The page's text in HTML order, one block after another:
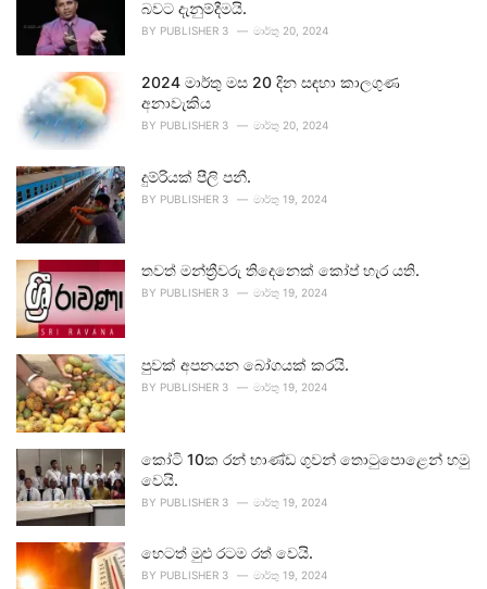
බවට දැනුම්දීමයි.
BY PUBLISHER 3 මාර්තු 20, 2024
2024 මාර්තු මස 20 දින සඳහා කාලගුණ
අනාවැකිය
BY PUBLISHER 3 මාර්තු 20, 2024
දුම්රියක් පීලි පනී.
BY PUBLISHER 3 මාර්තු 19, 2024
තවත් මන්ත්‍රීවරු තිදෙනෙක් කෝප් හැර යති.
BY PUBLISHER 3 මාර්තු 19, 2024
පුවක් අපනයන බෝගයක් කරයි.
BY PUBLISHER 3 මාර්තු 19, 2024
කෝටි 10ක රන් භාණ්ඩ ගුවන් තොටුපොළෙන් හමු
වෙයි.
BY PUBLISHER 3 මාර්තු 19, 2024
හෙටත් මුළු රටම රත් වෙයි.
BY PUBLISHER 3 මාර්තු 19, 2024